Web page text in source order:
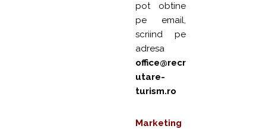
pot obtine
pe email,
scriind pe
adresa
office@recr
utare-
turism.ro
Marketing